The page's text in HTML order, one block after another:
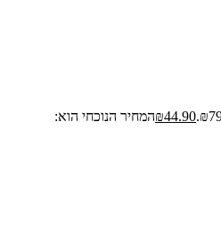
₪44.90
המחיר הנוכחי הוא: